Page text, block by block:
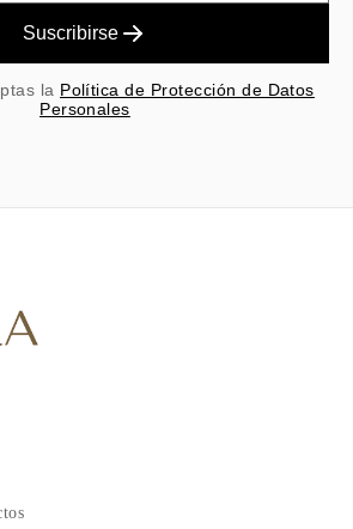
Suscribirse
la Política de Protección de Datos
Personales